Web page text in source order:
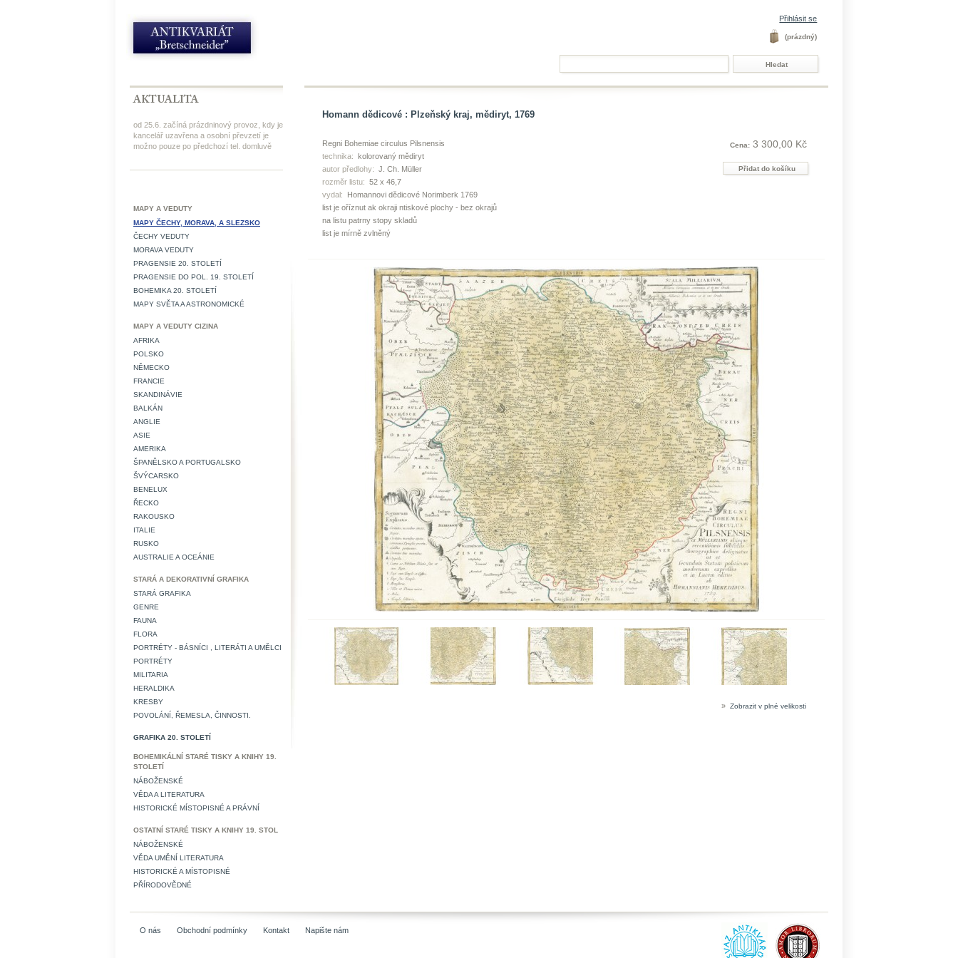
Přihlásit se
(prázdný)
od 25.6. začíná prázdninový provoz, kdy je
kancelář uzavřena a osobní převzetí je
možno pouze po předchozí tel. domluvě
MAPY A VEDUTY
MAPY ČECHY, MORAVA, A SLEZSKO
ČECHY VEDUTY
MORAVA VEDUTY
PRAGENSIE 20. STOLETÍ
PRAGENSIE DO POL. 19. STOLETÍ
BOHEMIKA 20. STOLETÍ
MAPY SVĚTA A ASTRONOMICKÉ
MAPY A VEDUTY CIZINA
AFRIKA
POLSKO
NĚMECKO
FRANCIE
SKANDINÁVIE
BALKÁN
ANGLIE
ASIE
AMERIKA
ŠPANĚLSKO A PORTUGALSKO
ŠVÝCARSKO
BENELUX
ŘECKO
RAKOUSKO
ITALIE
RUSKO
AUSTRALIE A OCEÁNIE
STARÁ A DEKORATIVNÍ GRAFIKA
STARÁ GRAFIKA
GENRE
FAUNA
FLORA
PORTRÉTY - BÁSNÍCI , LITERÁTI A UMĚLCI
PORTRÉTY
MILITARIA
HERALDIKA
KRESBY
POVOLÁNÍ, ŘEMESLA, ČINNOSTI.
GRAFIKA 20. STOLETÍ
BOHEMIKÁLNÍ STARÉ TISKY A KNIHY 19.
STOLETÍ
NÁBOŽENSKÉ
VĚDA A LITERATURA
HISTORICKÉ MÍSTOPISNÉ A PRÁVNÍ
OSTATNÍ STARÉ TISKY A KNIHY 19. STOL
NÁBOŽENSKÉ
VĚDA UMĚNÍ LITERATURA
HISTORICKÉ A MÍSTOPISNÉ
PŘÍRODOVĚDNÉ
Homann dědicové : Plzeňský kraj, mědiryt, 1769
Regni Bohemiae circulus Pilsnensis
technika: kolorovaný mědiryt
autor předlohy: J. Ch. Müller
rozměr listu: 52 x 46,7
vydal:
Homannovi dědicové Norimberk 1769
list je oříznut ak okraji ntiskové plochy - bez okrajů
na listu patrny stopy skladů
list je mírně zvlněný
Cena: 3 300,00 Kč
» Zobrazit v plné velikosti
O nás Obchodní podmínky Kontakt Napište nám